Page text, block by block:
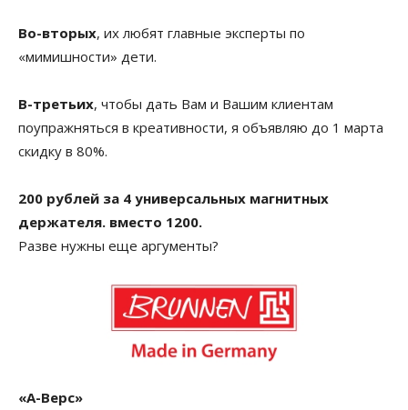
Во-вторых, их любят главные эксперты по
«мимишности» дети.
В-третьих, чтобы дать Вам и Вашим клиентам
поупражняться в креативности, я объявляю до 1 марта
скидку в 80%.
200 рублей за 4 универсальных магнитных
держателя. вместо 1200.
Разве нужны еще аргументы?
«А-Верс»